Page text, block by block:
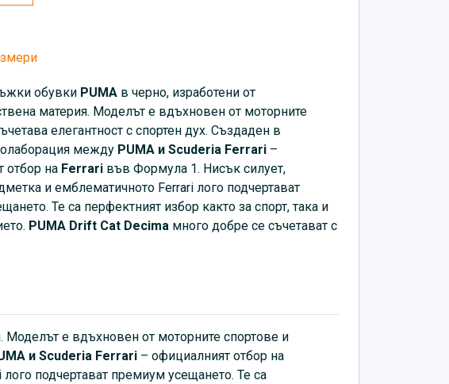
обувки PUMA в черно, изработени от
материя. Моделът е вдъхновен от моторните
елегантност с спортен дух. Създаден в
между PUMA и Scuderia Ferrari –
отбор на Ferrari във Формула 1. Нисък силует,
и емблематичното Ferrari лого подчертават
Те са перфектният избор както за спорт, така и
PUMA Drift Cat Decima много добре се съчетават с
Моделът е вдъхновен от моторните спортове и
и Scuderia Ferrari – официалният отбор на
подчертават премиум усещането. Те са